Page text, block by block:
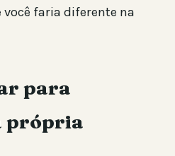
você faria diferente na
para
própria